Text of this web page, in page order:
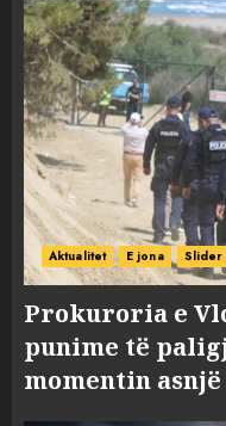
Aktualitet E jona Slider
Prokuroria e
punime të
momentin